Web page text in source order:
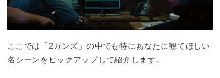
ここでは「2ガンズ」の中でも特にあなたに観てほしい
名シーンをピックアップして紹介します。